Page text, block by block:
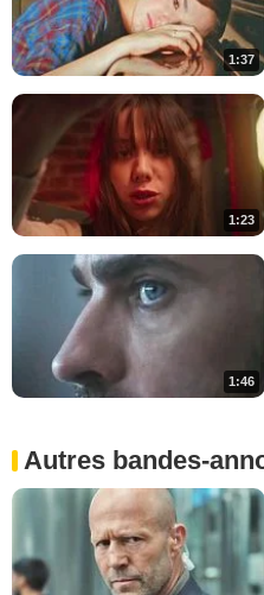
1:37
1:23
1:46
Autres bandes-